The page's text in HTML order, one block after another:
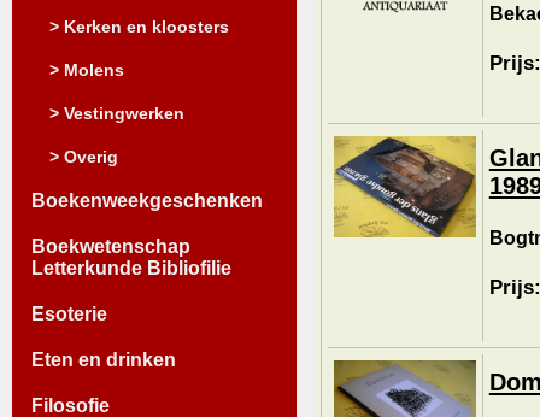
> Kerken en kloosters
> Molens
> Vestingwerken
> Overig
Boekenweekgeschenken
Boekwetenschap
Letterkunde Bibliofilie
Esoterie
Eten en drinken
Filosofie